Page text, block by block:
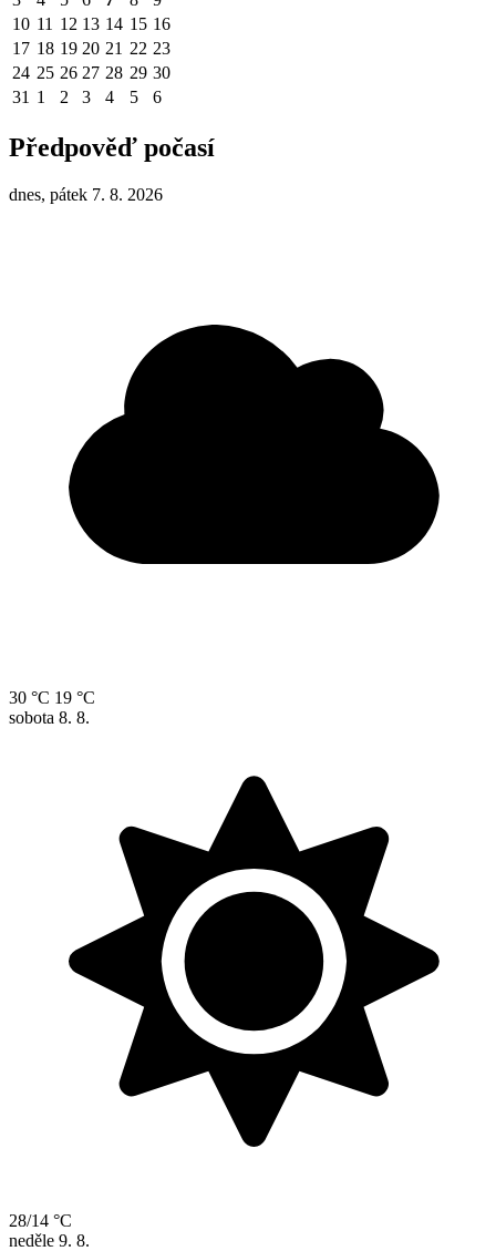
10 11 12 13 14 15 16
17 18 19 20 21 22 23
24 25 26 27 28 29 30
31 1 2 3 4 5 6
Předpověď počasí
dnes, pátek 7. 8. 2026
30 °C 19 °C
sobota 8. 8.
28/14 °C
neděle 9. 8.